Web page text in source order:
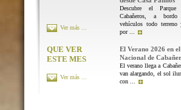
Descubre el Parque
Cabañeros, a
vehículos todo terreno
por ...
Ver más ...
QUE VER
ESTE MES
El Verano 2026 en
Nacional de
El verano llega a
van alargando, el sol
con ...
Ver más ...